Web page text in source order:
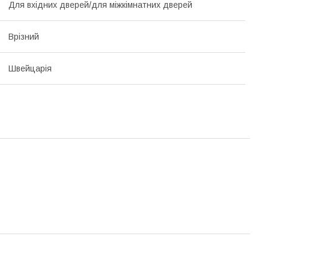
Для вхідних дверей/для міжкімнатних дверей
Врізний
Швейцарія